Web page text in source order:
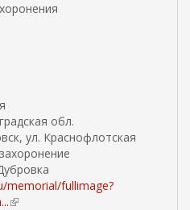
е
ы
л
к
а
)
обл.
ул. Краснофлотская
memorial/fullimage?
(